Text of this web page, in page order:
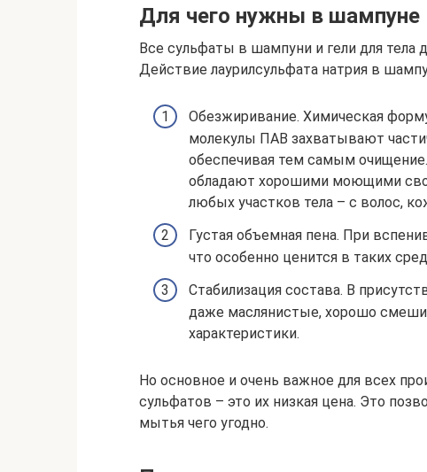
Для чего нужны в шампуне
Все сульфаты в шампуни и гели для
Действие лаурилсульфата натрия в
Обезжиривание. Химическая
молекулы ПАВ захватывают
обеспечивая тем самым
обладают хорошими моющими
любых участков тела – с волос,
Густая объемная пена. При
что особенно ценится в таких
Стабилизация состава. В
даже маслянистые, хорошо
характеристики.
Но основное и очень важное для всех
сульфатов – это их низкая цена. Это
мытья чего угодно.